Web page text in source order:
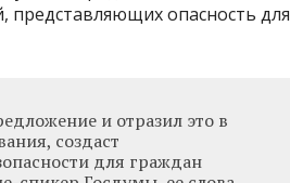
представляющих опасность для
и отразил это в
создаст
для граждан